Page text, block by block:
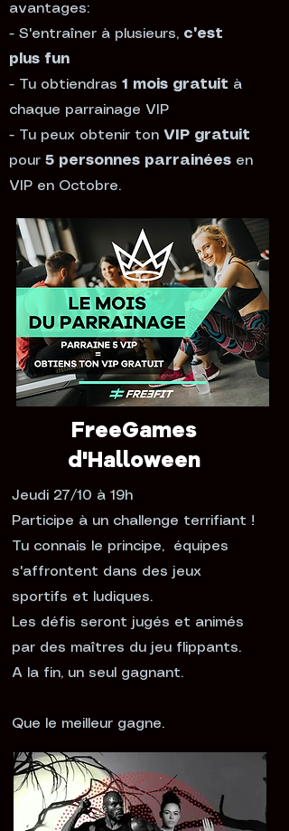
avantages:
- S'entraîner à plusieurs, c'est
plus fun
- Tu obtiendras 1 mois gratuit à
chaque parrainage VIP
- Tu peux obtenir ton VIP gratuit
pour 5 personnes parrainées en
VIP en Octobre.
FreeGames
d'Halloween
Jeudi 27/10 à 19h
Participe à un challenge terrifiant !
Tu connais le principe, équipes
s'affrontent dans des jeux
sportifs et ludiques.
Les défis seront jugés et animés
par des maîtres du jeu flippants.
A la fin, un seul gagnant.
Que le meilleur gagne.